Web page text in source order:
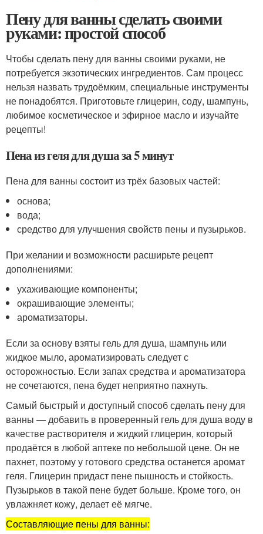
Пену для ванны сделать своими
руками: простой способ
Чтобы сделать пену для ванны своими руками, не
потребуется экзотических ингредиентов. Сам процесс
нельзя назвать трудоёмким, специальные инструменты
не понадобятся. Приготовьте глицерин, соду, шампунь,
любимое косметическое и эфирное масло и изучайте
рецепты!
Пена из геля для душа за 5 минут
Пена для ванны состоит из трёх базовых частей:
основа;
вода;
средство для улучшения свойств пены и пузырьков.
При желании и возможности расширьте рецепт
дополнениями:
ухаживающие компоненты;
окрашивающие элементы;
ароматизаторы.
Если за основу взяты гель для душа, шампунь или
жидкое мыло, ароматизировать следует с
осторожностью. Если запах средства и ароматизатора
не сочетаются, пена будет неприятно пахнуть.
Самый быстрый и доступный способ сделать пену для
ванны — добавить в проверенный гель для душа воду в
качестве растворителя и жидкий глицерин, который
продаётся в любой аптеке по небольшой цене. Он не
пахнет, поэтому у готового средства останется аромат
геля. Глицерин придаст пене пышность и стойкость.
Пузырьков в такой пене будет больше. Кроме того, он
увлажняет кожу, делает её мягче.
Составляющие пены для ванны: